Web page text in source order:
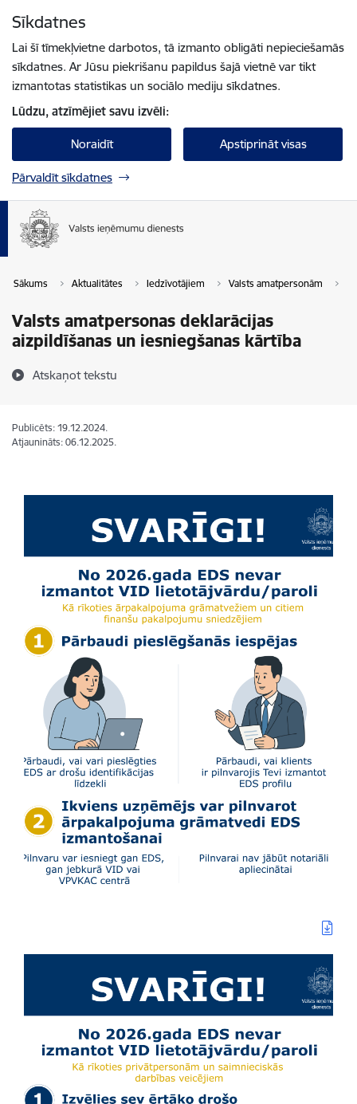
Sīkdatnes
Lai šī tīmekļvietne darbotos, tā izmanto obligāti nepieciešamās
sīkdatnes. Ar Jūsu piekrišanu papildus šajā vietnē var tikt
izmantotas statistikas un sociālo mediju sīkdatnes.
Lūdzu, atzīmējiet savu izvēli:
Noraidīt Apstiprināt visas
Pārvaldīt sīkdatnes
Sākums Aktualitātes Iedzīvotājiem Valsts amatpersonām
Valsts amatpersonas deklarācijas
aizpildīšanas un iesniegšanas kārtība
Atskaņot tekstu
Publicēts: 19.12.2024.
Atjaunināts: 06.12.2025.